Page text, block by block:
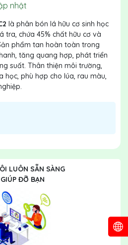
nhật
là phân bón lá hữu cơ sinh học
tra, chứa 45% chất hữu cơ và
phẩm tan hoàn toàn trong
tăng quang hợp, phát triển
suất. Thân thiện môi trường,
học, phù hợp cho lúa, rau màu,
LUÔN SẴN SÀNG
ĐỠ BẠN